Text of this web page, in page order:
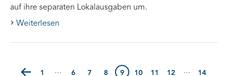
auf ihre separaten Lokalausgaben um.
Weiterlesen
Seite
1 (Erste Seite)
… Seite
6 Seite
7 Seite
8 9 Seite
10 Seite
11 Seite
12 … Seite
14